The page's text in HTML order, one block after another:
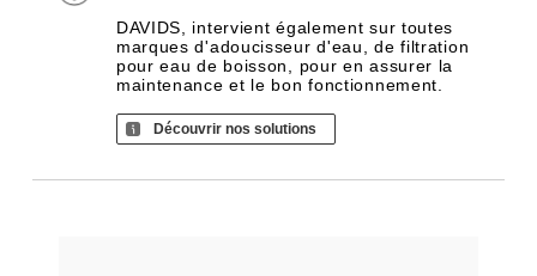
DAVIDS, intervient également sur toutes
marques d'adoucisseur d'eau, de filtration
pour eau de boisson, pour en assurer la
maintenance et le bon fonctionnement.
Découvrir nos solutions